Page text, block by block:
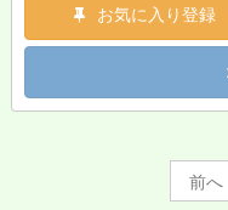
バードとは？：詳しくは
お気に入り登録
前